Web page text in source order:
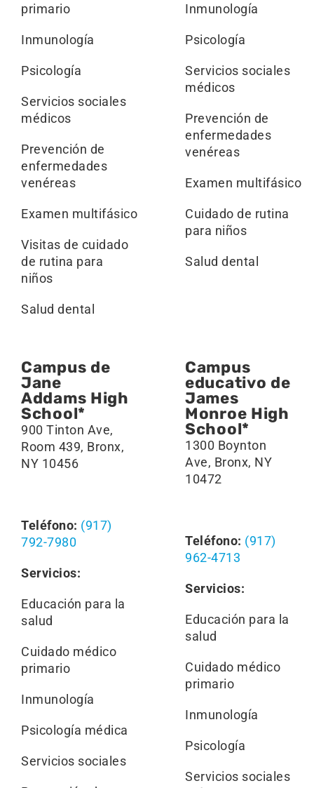
primario
Inmunología
Psicología
Servicios sociales
médicos
Prevención de
enfermedades
venéreas
Examen multifásico
Visitas de cuidado
de rutina para
niños
Salud dental
Inmunología
Psicología
Servicios sociales
médicos
Prevención de
enfermedades
venéreas
Examen multifásico
Cuidado de rutina
para niños
Salud dental
Campus de
Jane
Addams High
School*
900 Tinton Ave,
Room 439, Bronx,
NY 10456
Teléfono: (917)
792-7980
Servicios:
Educación para la
salud
Cuidado médico
primario
Inmunología
Psicología médica
Servicios sociales
Campus
educativo de
James
Monroe High
School*
1300 Boynton
Ave, Bronx, NY
10472
Teléfono: (917)
962-4713
Servicios:
Educación para la
salud
Cuidado médico
primario
Inmunología
Psicología
Servicios sociales